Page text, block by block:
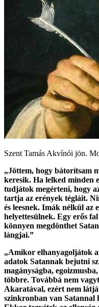
Szent Tamás Akvínói jön.
„Jöttem, hogy bátorítsam
keresik. Ha lelked minden
tudjátok megérteni, hogy
tartja az erények tégláit.
és leesnek. Imák nélkül az
helyettesülnek. Egy erős
könnyen megdönthet
lángjai.”
„Amikor elhanyagoljátok
adatok Satannak bejutni
magányságba,
többre. Továbbá nem
Akaratával, ezért nem
szinkronban van Satannal